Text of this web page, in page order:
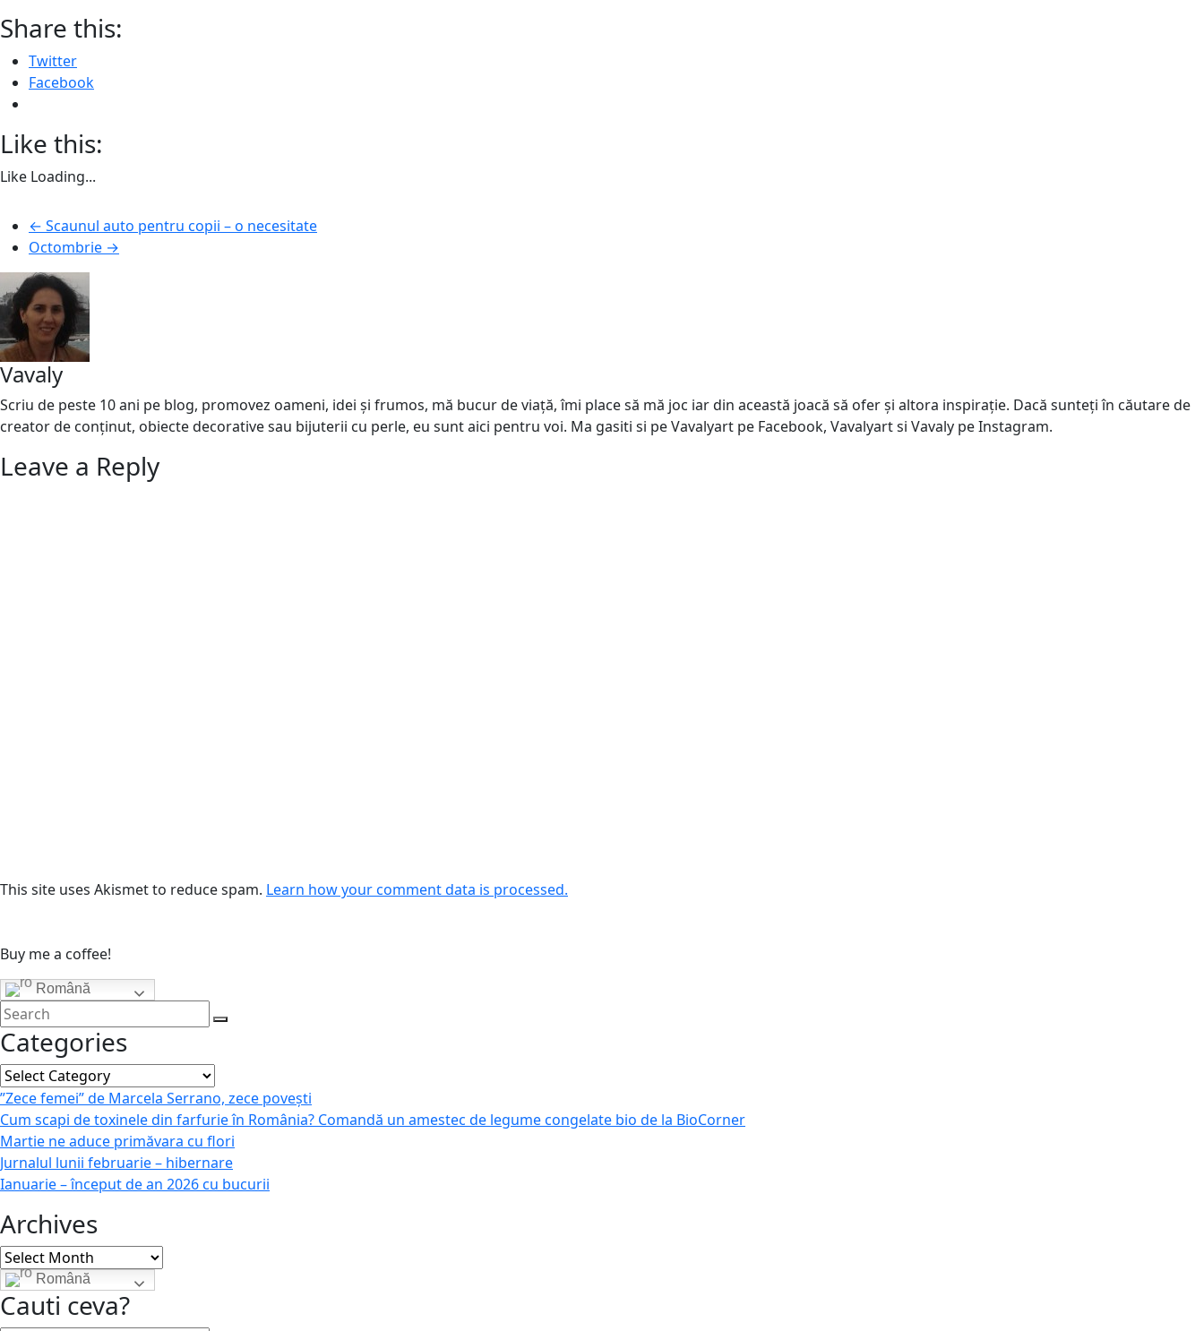
Share this:
Twitter
Facebook
Like this:
Like Loading...
← Scaunul auto pentru copii – o necesitate
Octombrie →
Vavaly
Scriu de peste 10 ani pe blog, promovez oameni, idei și frumos, mă bucur de viață, îmi place să mă joc iar din această joacă să ofer și altora inspirație. Dacă sunteți în căutare de
creator de conținut, obiecte decorative sau bijuterii cu perle, eu sunt aici pentru voi. Ma gasiti si pe Vavalyart pe Facebook, Vavalyart si Vavaly pe Instagram.
Leave a Reply
This site uses Akismet to reduce spam. Learn how your comment data is processed.
Buy me a coffee!
Română
Categories
Categories
”Zece femei” de Marcela Serrano, zece povești
Cum scapi de toxinele din farfurie în România? Comandă un amestec de legume congelate bio de la BioCorner
Martie ne aduce primăvara cu flori
Jurnalul lunii februarie – hibernare
Ianuarie – început de an 2026 cu bucurii
Archives
Archives
Română
Cauti ceva?